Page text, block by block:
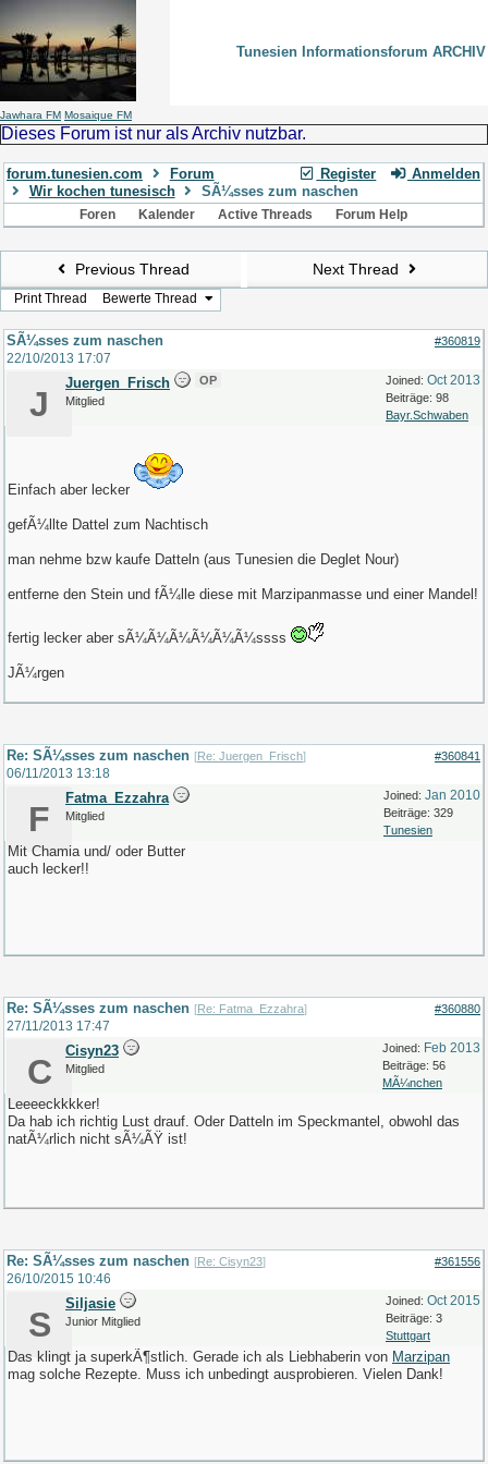
Tunesien Informationsforum ARCHIV
Jawhara FM Mosaique FM
Dieses Forum ist nur als Archiv nutzbar.
Register Anmelden
forum.tunesien.com
Forum
Wir kochen tunesisch
SÃ¼sses zum naschen
Foren Kalender Active Threads Forum Help
Previous Thread Next Thread
Print Thread Bewerte Thread
SÃ¼sses zum naschen #360819
22/10/2013 17:07
Joined: Oct 2013
Beiträge: 98
Bayr.Schwaben
J
Juergen_Frisch
OP
Mitglied
Einfach aber lecker
gefÃ¼llte Dattel zum Nachtisch
man nehme bzw kaufe Datteln (aus Tunesien die Deglet Nour)
entferne den Stein und fÃ¼lle diese mit Marzipanmasse und einer Mandel!
fertig lecker aber sÃ¼Ã¼Ã¼Ã¼Ã¼Ã¼ssss
JÃ¼rgen
Re: SÃ¼sses zum naschen [Re: Juergen_Frisch] #360841
06/11/2013 13:18
Joined: Jan 2010
Beiträge: 329
Tunesien
F
Fatma_Ezzahra
Mitglied
Mit Chamia und/ oder Butter
auch lecker!!
Re: SÃ¼sses zum naschen [Re: Fatma_Ezzahra] #360880
27/11/2013 17:47
Joined: Feb 2013
Beiträge: 56
MÃ¼nchen
C
Cisyn23
Mitglied
Leeeeckkkker!
Da hab ich richtig Lust drauf. Oder Datteln im Speckmantel, obwohl das
natÃ¼rlich nicht sÃ¼ÃŸ ist!
Re: SÃ¼sses zum naschen [Re: Cisyn23] #361556
26/10/2015 10:46
Joined: Oct 2015
Beiträge: 3
Stuttgart
S
Siljasie
Junior Mitglied
Das klingt ja superkÃ¶stlich. Gerade ich als Liebhaberin von Marzipan
mag solche Rezepte. Muss ich unbedingt ausprobieren. Vielen Dank!